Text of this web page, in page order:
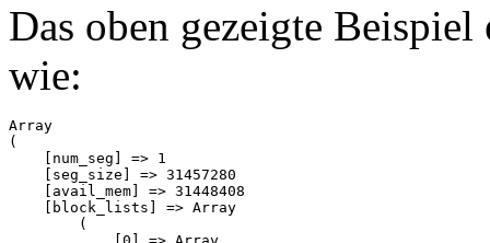
Das oben gezeigte
wie:
Array
(
    [num_seg] => 1
    [seg_size] => 31457280
    [avail_mem] => 31448408
    [block_lists] => Array
        (
            [0] => Array